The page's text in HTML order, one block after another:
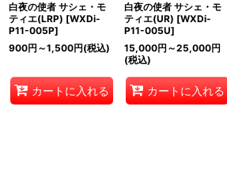
白夜の使者 サシェ・モ
ティエ(LRP) [WXDi-
P11-005P]
900円 ～1,500円(税込)
カートに入れる
白夜の使者 サシェ・モ
ティエ(UR) [WXDi-
P11-005U]
15,000円 ～25,000円
(税込)
カートに入れる